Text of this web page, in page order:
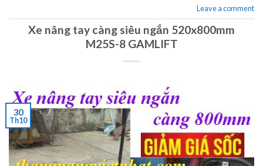
Leave a comment
Xe nâng tay càng siêu ngắn 520x800mm
M25S-8 GAMLIFT
30
Th10